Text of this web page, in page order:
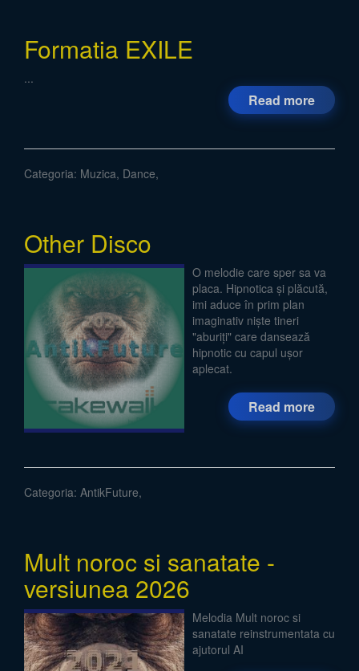
Formatia EXILE
...
Read more
Categoria: Muzica, Dance,
Other Disco
O melodie care sper sa va
placa. Hipnotica și plăcută,
imi aduce în prim plan
imaginativ niște tineri
"aburiți" care dansează
hipnotic cu capul ușor
aplecat.
Read more
Categoria: AntikFuture,
Mult noroc si sanatate -
versiunea 2026
Melodia Mult noroc si
sanatate reinstrumentata cu
ajutorul AI